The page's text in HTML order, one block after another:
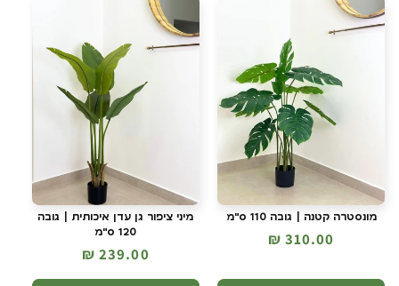
ה
:
מונסטרה קטנה | גובה 110 ס"מ
מחיר
310.00 ₪
מיני ציפור גן עדן איכותית | גובה
120 ס"מ
מחיר
רגיל
239.00 ₪